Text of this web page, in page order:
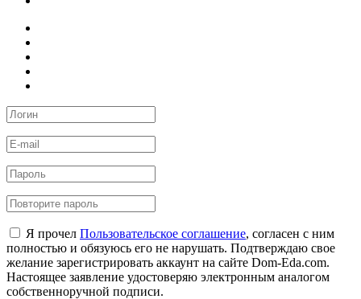
Я прочел Пользовательское соглашение, согласен с ним
полностью и обязуюсь его не нарушать. Подтверждаю свое
желание зарегистрировать аккаунт на сайте Dom-Eda.com.
Настоящее заявление удостоверяю электронным аналогом
собственноручной подписи.